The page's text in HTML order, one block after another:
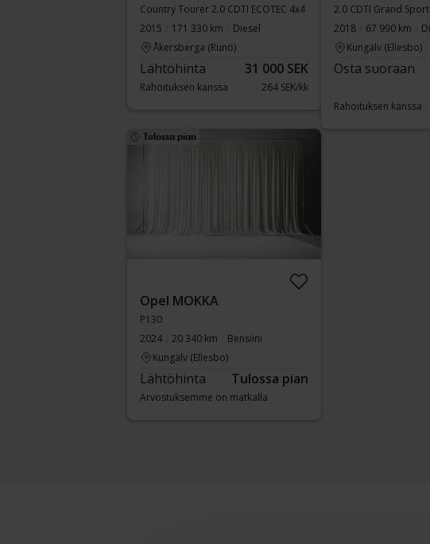
Country Tourer 2.0 CDTI ECOTEC 4x4
2015
171 330 km
Diesel
Åkersberga (Runö)
Lähtöhinta 31 000 SEK
Rahoituksen kanssa 264 SEK/kk
2.0 CDTI Grand
2018
67 990 km
Kungälv (Ellesbo)
Osta suoraan
Rahoituksen kanssa
Tulossa pian
Opel MOKKA
P130
2024
20 340 km
Bensiini
Kungälv (Ellesbo)
Lähtöhinta Tulossa pian
Arvostuksemme on matkalla